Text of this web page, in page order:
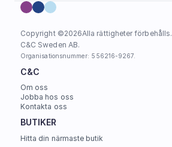
Copyright ©2026Alla rättigheter förbehålls.
C&C Sweden AB.
Organisationsnummer: 556216-9267.
C&C
Om oss
Jobba hos oss
Kontakta oss
BUTIKER
Hitta din närmaste butik